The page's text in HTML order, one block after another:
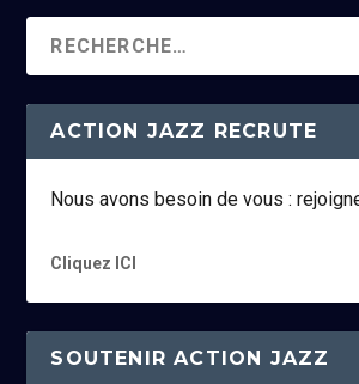
ACTION JAZZ RECRUTE
Nous avons besoin de vous :
Cliquez ICI
SOUTENIR ACTION JAZZ